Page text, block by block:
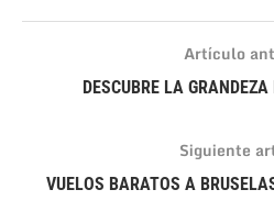
Artículo
DESCUBRE LA
Siguiente
VUELOS BARATOS A